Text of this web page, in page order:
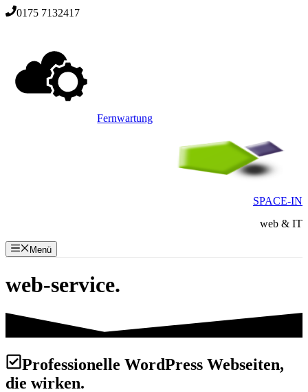
Zum0175 7132417
Fernwartung
SPACE-IN
web & IT
Menü
web-service.
Professionelle WordPress Webseiten,
die wirken.